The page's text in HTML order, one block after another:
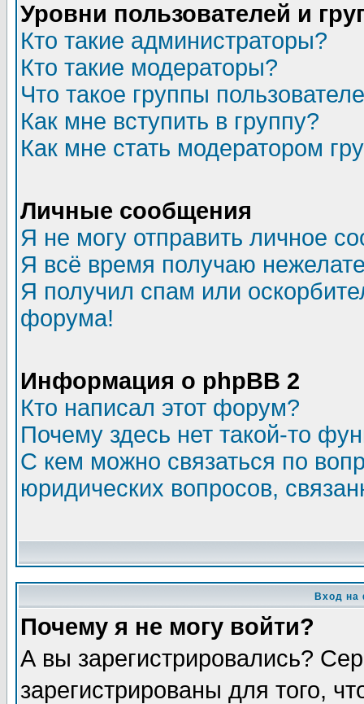
Уровни пользователей и
Кто такие администраторы?
Кто такие модераторы?
Что такое группы
Как мне вступить в группу?
Как мне стать модератором
Личные сообщения
Я не могу отправить личное
Я всё время получаю
Я получил спам или
форума!
Информация о phpBB 2
Кто написал этот форум?
Почему здесь нет такой-то
С кем можно связаться по
юридических вопросов,
Вход на
Почему я не могу войти?
А вы зарегистрировались?
зарегистрированы для того,